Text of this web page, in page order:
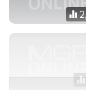
น.71 บุรีรัมย์ ยูไนเ
มุม ศศลักษณ์ ไหปร
เต้ โหม่งเคลียร์ไม่
บอลผ่านแนวรับทีม